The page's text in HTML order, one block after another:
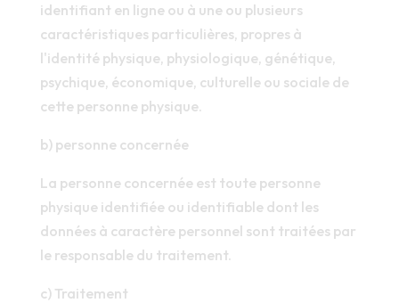
identifiant en ligne ou à une ou plusieurs
caractéristiques particulières, propres à
l'identité physique, physiologique, génétique,
psychique, économique, culturelle ou sociale de
cette personne physique.
b) personne concernée
La personne concernée est toute personne
physique identifiée ou identifiable dont les
données à caractère personnel sont traitées par
le responsable du traitement.
c) Traitement